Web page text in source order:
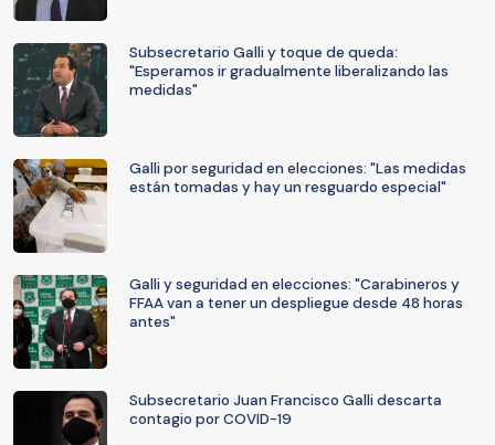
Subsecretario Galli y toque de queda:
"Esperamos ir gradualmente liberalizando las
medidas"
Galli por seguridad en elecciones: "Las medidas
están tomadas y hay un resguardo especial"
Galli y seguridad en elecciones: "Carabineros y
FFAA van a tener un despliegue desde 48 horas
antes"
Subsecretario Juan Francisco Galli descarta
contagio por COVID-19